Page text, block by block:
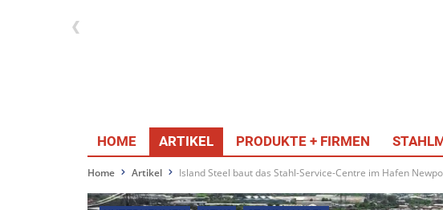
HOME ARTIKEL PRODUKTE + FIRMEN
Home Artikel Island Steel baut das Stahl-Service-Centre im Hafen